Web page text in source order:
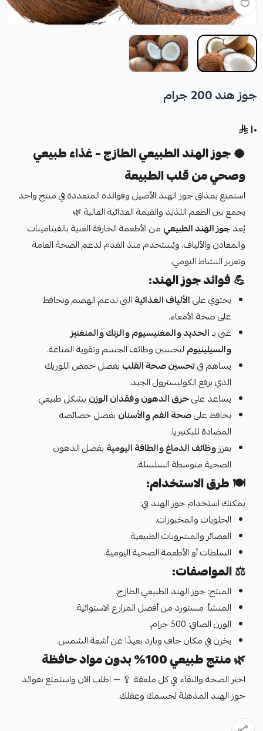
جوز هند 200 جرام
١٠
🥥جوز الهند الطبيعي الطازج – غذاء طبيعي
وصحي من قلب الطبيعة
استمتع بمذاق جوز الهند الأصيل وفوائده المتعددة في منتج واحد
يجمع بين الطعم اللذيذ والقيمة الغذائية العالية 🌿
يُعدجوز الهند الطبيعي من الأطعمة الخارقة الغنية بالفيتامينات
والمعادن والألياف، ويُستخدم منذ القدم لدعم الصحة العامة
وتعزيز النشاط اليومي.
💪فوائد جوز الهند:
يحتوي علىالألياف الغذائية التي تدعم الهضم وتحافظ
على صحة الأمعاء.
غني بـالحديد والمغنيسيوم والزنك والمنغنيز
والسيلينيوم لتحسين وظائف الجسم وتقوية المناعة.
يساهم فيتحسين صحة القلب بفضل حمض اللوريك
الذي يرفع الكوليسترول الجيد.
يساعد علىحرق الدهون وفقدان الوزن بشكل طبيعي.
يحافظ علىصحة الفم والأسنان بفضل خصائصه
المضادة للبكتيريا.
يعززوظائف الدماغ والطاقة اليومية بفضل الدهون
الصحية متوسطة السلسلة.
🍽️طرق الاستخدام:
يمكنك استخدام جوز الهند في:
الحلويات والمخبوزات.
العصائر والمشروبات الطبيعية.
السلطات أو الأطعمة الصحية اليومية.
⚖️المواصفات:
المنتج: جوز الهند الطبيعي الطازج.
المنشأ: مستورد من أفضل المزارع الاستوائية.
الوزن الصافي: 500 جرام.
يخزن في مكان جاف وبارد بعيدًا عن أشعة الشمس.
🌿منتج طبيعي 100% بدون مواد حافظة
اختر الصحة والنقاء في كل ملعقة 🥄 — اطلب الآن واستمتع بفوائد
جوز الهند المذهلة لجسمك وعقلك.